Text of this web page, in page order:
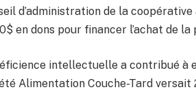
d’administration de la
en dons pour financer l’achat de
intellectuelle a contribué à
Alimentation Couche-Tard